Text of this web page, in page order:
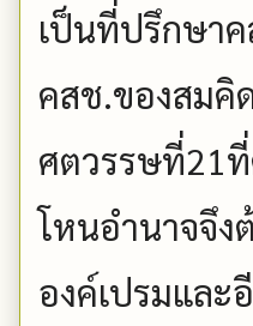
เป็นที่ปรึกษา
คสช.ของสมคิ
ศตวรรษที่21
โหนอำนาจจึง
องค์เปรมแล